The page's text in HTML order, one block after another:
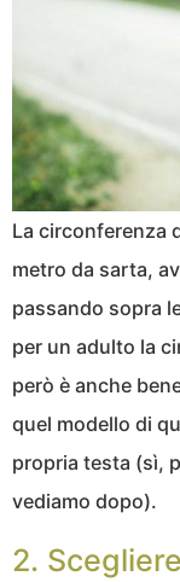
La circonferenza
metro da sarta,
passando sopra
per un adulto la
però è anche
quel modello di
propria testa (sì,
vediamo dopo).
2.